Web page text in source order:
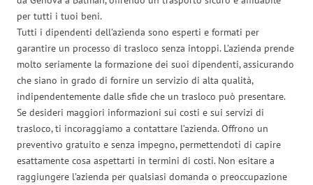
per tutti i tuoi beni.
Tutti i dipendenti dell’azienda sono esperti e formati per
garantire un processo di trasloco senza intoppi. L’azienda prende
molto seriamente la formazione dei suoi dipendenti, assicurando
che siano in grado di fornire un servizio di alta qualità,
indipendentemente dalle sfide che un trasloco può presentare.
Se desideri maggiori informazioni sui costi e sui servizi di
trasloco, ti incoraggiamo a contattare l’azienda. Offrono un
preventivo gratuito e senza impegno, permettendoti di capire
esattamente cosa aspettarti in termini di costi. Non esitare a
raggiungere l’azienda per qualsiasi domanda o preoccupazione